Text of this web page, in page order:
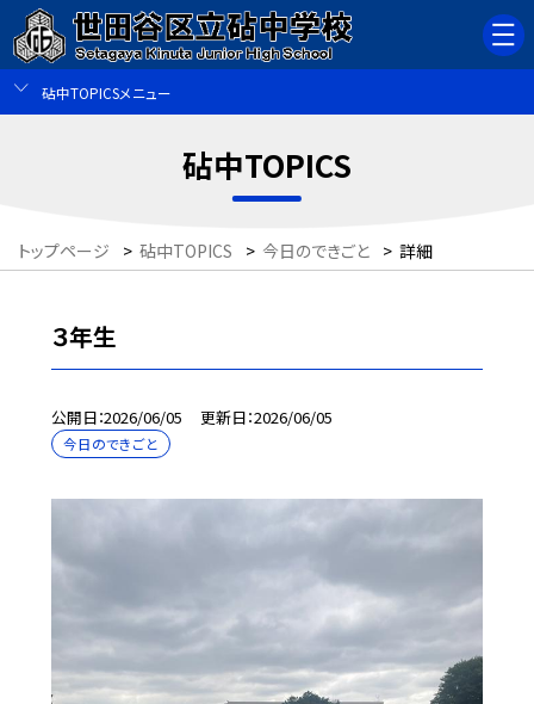
砧中TOPICSメニュー
砧中TOPICS
トップページ > 砧中TOPICS > 今日のできごと > 詳細
３年生
公開日 2026/06/05 更新日 2026/06/05
今日のできごと